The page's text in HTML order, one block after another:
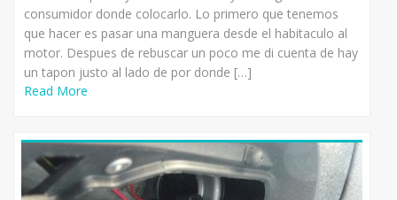
consumidor donde colocarlo. Lo primero que tenemos
que hacer es pasar una manguera desde el habitaculo al
motor. Despues de rebuscar un poco me di cuenta de hay
un tapon justo al lado de por donde […]
Read More